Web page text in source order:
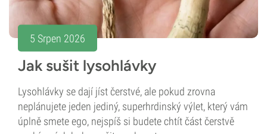
5 Srpen 2026
Jak sušit lysohlávky
Lysohlávky se dají jíst čerstvé, ale pokud zrovna
neplánujete jeden jediný, superhrdinský výlet, který vám
úplně smete ego, nejspíš si budete chtít část čerstvě